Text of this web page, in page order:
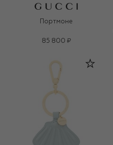
Портмоне
85 800 ₽